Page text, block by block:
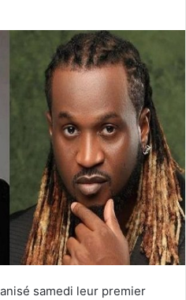
samedi leur premier